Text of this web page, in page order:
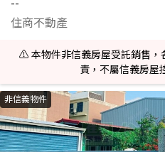
--
住商不動產
⚠️ 本物件非信義房屋受託銷售，
責，不屬信義房屋
非信義物件